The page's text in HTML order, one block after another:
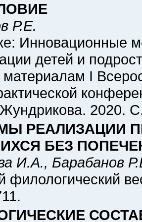
Р.Е.
Инновационные
детей и
материалам I
2020.
РЕАЛИЗАЦИИ
БЕЗ
И.А., Барабанов
филологический